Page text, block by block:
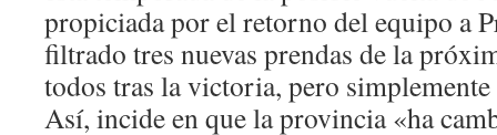
propiciada por el retorno del equipo a
filtrado tres nuevas prendas de la
todos tras la victoria, pero
Así, incide en que la provincia «ha